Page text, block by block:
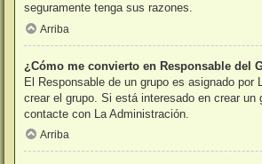
seguramente tenga sus razones.
Arriba
¿Cómo me convierto en Responsable del
El Responsable de un grupo es asignado por
crear el grupo. Si está interesado en crear un
contacte con La Administración.
Arriba